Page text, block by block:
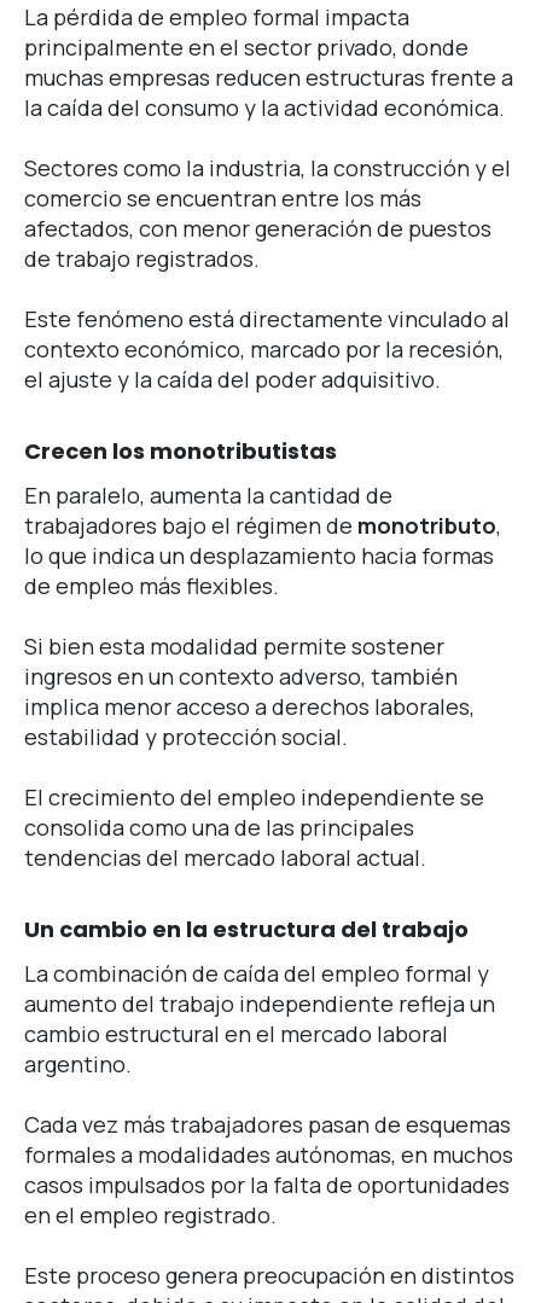
La pérdida de empleo formal impacta
principalmente en el sector privado, donde
muchas empresas reducen estructuras frente a
la caída del consumo y la actividad económica.
Sectores como la industria, la construcción y el
comercio se encuentran entre los más
afectados, con menor generación de puestos
de trabajo registrados.
Este fenómeno está directamente vinculado al
contexto económico, marcado por la recesión,
el ajuste y la caída del poder adquisitivo.
Crecen los monotributistas
En paralelo, aumenta la cantidad de
trabajadores bajo el régimen de monotributo,
lo que indica un desplazamiento hacia formas
de empleo más flexibles.
Si bien esta modalidad permite sostener
ingresos en un contexto adverso, también
implica menor acceso a derechos laborales,
estabilidad y protección social.
El crecimiento del empleo independiente se
consolida como una de las principales
tendencias del mercado laboral actual.
Un cambio en la estructura del trabajo
La combinación de caída del empleo formal y
aumento del trabajo independiente refleja un
cambio estructural en el mercado laboral
argentino.
Cada vez más trabajadores pasan de esquemas
formales a modalidades autónomas, en muchos
casos impulsados por la falta de oportunidades
en el empleo registrado.
Este proceso genera preocupación en distintos